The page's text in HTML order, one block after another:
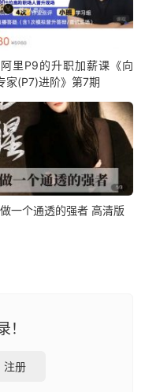
里P9的升职加薪课《向
家(P7)进阶》第7期
一个通透的强者 高清版
！
注册